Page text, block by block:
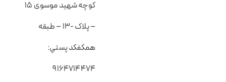
کوچه شهید موسوی 15
– پلاک -13 – طبقه
همکفکد پستي:
9164714474